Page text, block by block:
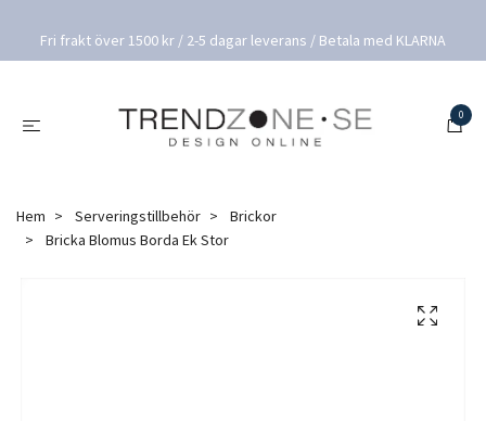
Fri frakt över 1500 kr / 2-5 dagar leverans / Betala med KLARNA
0
Hem Serveringstillbehör
Brickor
Bricka Blomus Borda Ek Stor